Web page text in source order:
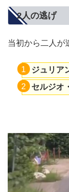
2人の逃げ
当初から二人が
ジュリア
セルジオ